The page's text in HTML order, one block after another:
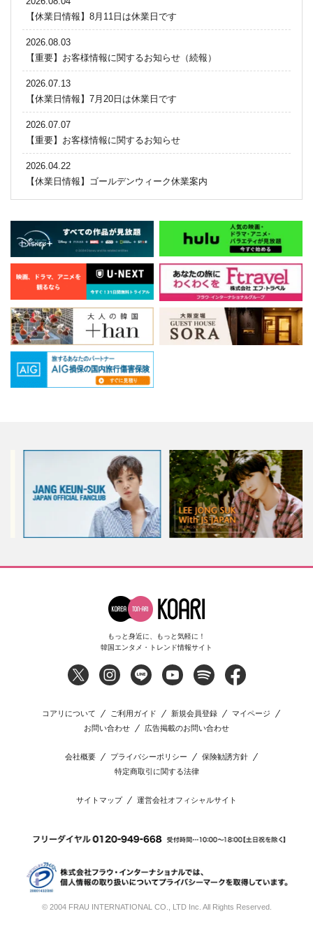
【休業日情報】8月11日は休業日です
2026.08.03
【重要】お客様情報に関するお知らせ（続報）
2026.07.13
【休業日情報】7月20日は休業日です
2026.07.07
【重要】お客様情報に関するお知らせ
2026.04.22
【休業日情報】ゴールデンウィーク休業案内
もっと身近に、もっと気軽に！
韓国エンタメ・トレンド情報サイト
コアリについて ご利用ガイド 新規会員登録
マイページ
お問い合わせ
広告掲載のお問い合わせ
会社概要 プライバシーポリシー
保険勧誘方針
特定商取引に関する法律
サイトマップ 運営会社オフィシャルサイト
© 2004 FRAU INTERNATIONAL CO., LTD Inc. All Rights Reserved.